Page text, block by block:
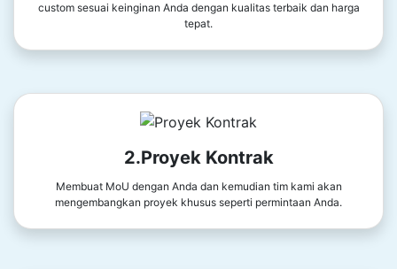
custom sesuai keinginan Anda dengan kualitas terbaik dan harga
tepat.
2.Proyek Kontrak
Membuat MoU dengan Anda dan kemudian tim kami akan
mengembangkan proyek khusus seperti permintaan Anda.